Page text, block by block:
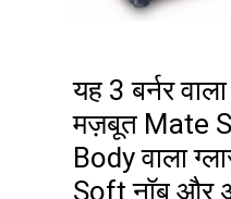
यह 3 बर्नर
मज़बूत Mate
Body वाला
Soft नॉब और